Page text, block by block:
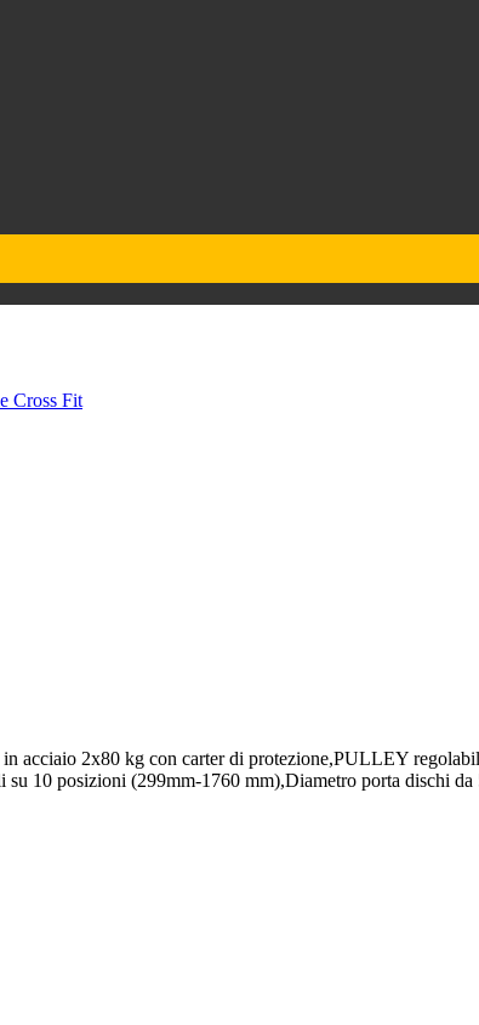
Cross Fit
acciaio 2x80 kg con carter di protezione,PULLEY
su 10 posizioni (299mm-1760 mm),Diametro porta dischi